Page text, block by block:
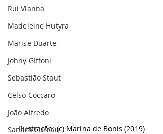
Rui Vianna
Madeleine Hutyra
Marise Duarte
Johny GIffoni
Sebastião Staut
Celso Coccaro
João Alfredo
Sandra Cureau
Ilustração: (c) Marina de Bonis (2019)